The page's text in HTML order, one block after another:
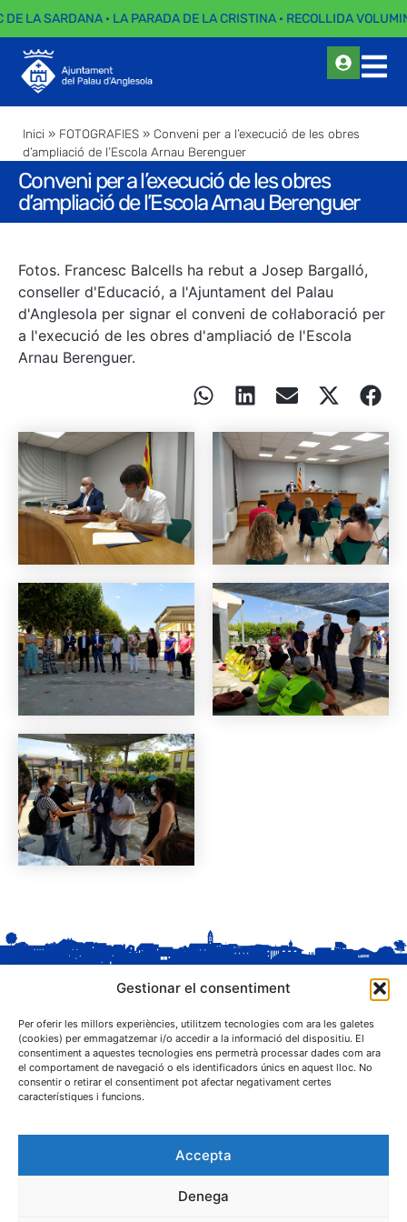
Gestionar el consentiment
Per oferir les millors experiències, utilitzem tecnologies com ara les galetes
(cookies) per emmagatzemar i/o accedir a la informació del dispositiu. El
consentiment a aquestes tecnologies ens permetrà processar dades com ara
el comportament de navegació o els identificadors únics en aquest lloc. No
consentir o retirar el consentiment pot afectar negativament certes
característiques i funcions.
Accepta
Denega
LA SARDANA · LA PARADA DE LA CRISTINA · RECOLLIDA
Inici » FOTOGRAFIES » Conveni per a l’execució de les obres
d’ampliació de l’Escola Arnau Berenguer
Conveni per a l’execució de les obres
d’ampliació de l’Escola Arnau Berenguer
Fotos. Francesc Balcells ha rebut a Josep Bargalló,
conseller d'Educació, a l'Ajuntament del Palau
d'Anglesola per signar el conveni de col·laboració per
a l'execució de les obres d'ampliació de l'Escola
Arnau Berenguer.
C. Sant Josep, 1
25243 El Palau d'Anglesola (Pla d'Urgell)